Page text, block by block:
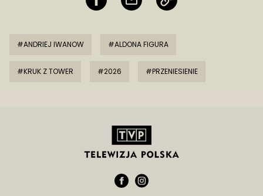
#ANDRIEJ IWANOW #ALDONA FIGURA
#KRUK Z TOWER #2026 #PRZENIESIENIE